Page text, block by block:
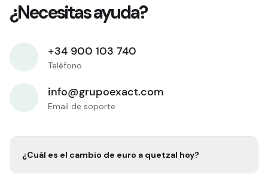
¿Necesitas ayuda?
+34 900 103 740
Teléfono
info@grupoexact.com
Email de soporte
¿Cuál es el cambio de euro a quetzal hoy?